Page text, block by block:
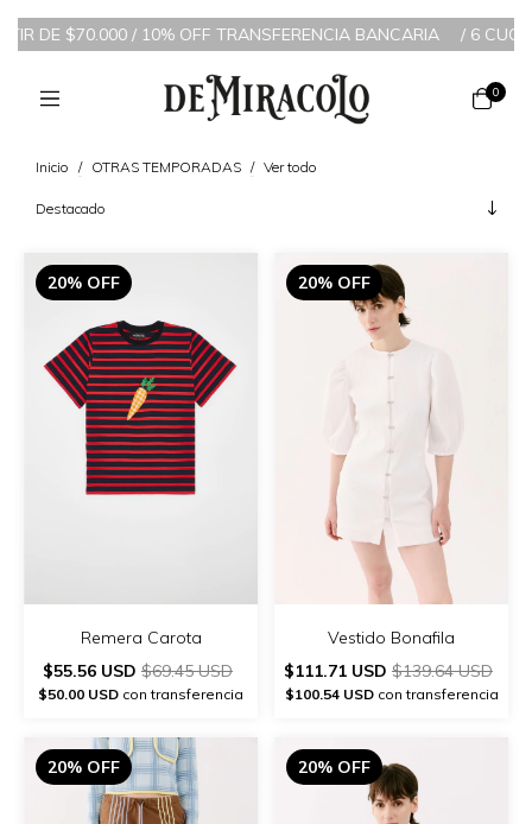
/ 10% OFF TRANSFERENCIA BANCARIA /6 CUOTAS SIN
0
Inicio / OTRAS TEMPORADAS / Ver todo
20% OFF
Remera Carota
$55.56 USD $69.45 USD
$50.00 USD con transferencia
20% OFF
Vestido Bonafila
$111.71 USD $139.64 USD
$100.54 USDcon transferencia
20% OFF 20% OFF